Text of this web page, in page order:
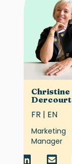
Christine
Dercourt
FR | EN
Marketing
Manager